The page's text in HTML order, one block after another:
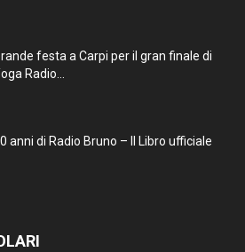
festa a Carpi per il gran finale di
Radio...
anni di Radio Bruno – Il Libro ufficiale